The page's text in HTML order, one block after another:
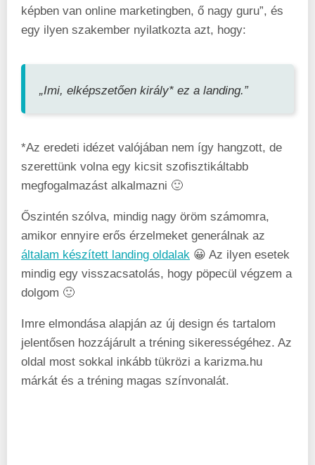
képben van online marketingben, ő nagy guru”, és
egy ilyen szakember nyilatkozta azt, hogy:
„Imi, elképszetően király* ez a landing.”
*Az eredeti idézet valójában nem így hangzott, de
szerettünk volna egy kicsit szofisztikáltabb
megfogalmazást alkalmazni 🙂
Őszintén szólva, mindig nagy öröm számomra,
amikor ennyire erős érzelmeket generálnak az
általam készített landing oldalak 😀 Az ilyen esetek
mindig egy visszacsatolás, hogy pöpecül végzem a
dolgom 🙂
Imre elmondása alapján az új design és tartalom
jelentősen hozzájárult a tréning sikerességéhez. Az
oldal most sokkal inkább tükrözi a karizma.hu
márkát és a tréning magas színvonalát.